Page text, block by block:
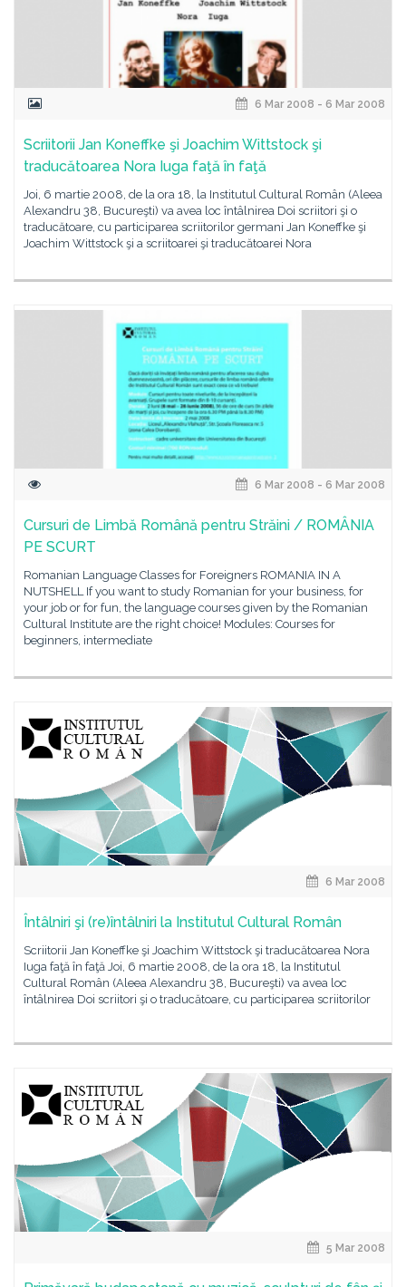
6 Mar 2008 - 6 Mar 2008
Scriitorii Jan Koneffke şi Joachim Wittstock şi
traducătoarea Nora Iuga faţă în faţă
Joi, 6 martie 2008, de la ora 18, la Institutul Cultural Român (Aleea
Alexandru 38, Bucureşti) va avea loc întâlnirea Doi scriitori şi o
traducătoare, cu participarea scriitorilor germani Jan Koneffke şi
Joachim Wittstock şi a scriitoarei şi traducătoarei Nora
6 Mar 2008 - 6 Mar 2008
Cursuri de Limbă Română pentru Străini / ROMÂNIA
PE SCURT
Romanian Language Classes for Foreigners ROMANIA IN A
NUTSHELL If you want to study Romanian for your business, for
your job or for fun, the language courses given by the Romanian
Cultural Institute are the right choice! Modules: Courses for
beginners, intermediate
6 Mar 2008
Întâlniri şi (re)întâlniri la Institutul Cultural Român
Scriitorii Jan Koneffke şi Joachim Wittstock şi traducătoarea Nora
Iuga faţă în faţă Joi, 6 martie 2008, de la ora 18, la Institutul
Cultural Român (Aleea Alexandru 38, Bucureşti) va avea loc
întâlnirea Doi scriitori şi o traducătoare, cu participarea scriitorilor
5 Mar 2008